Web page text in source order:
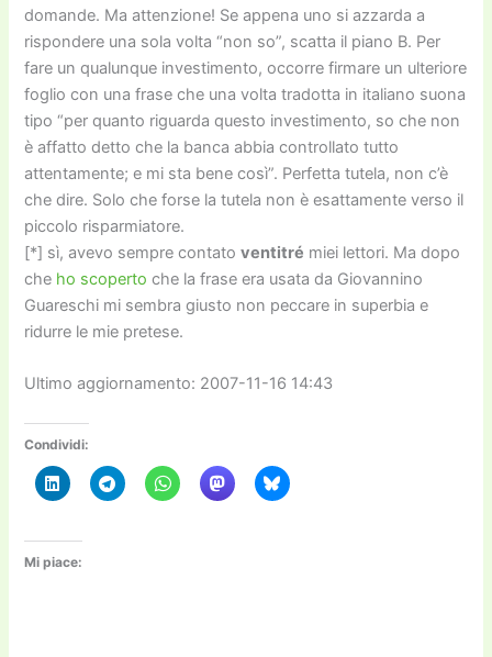
domande. Ma attenzione! Se appena uno si azzarda a
rispondere una sola volta “non so”, scatta il piano B. Per
fare un qualunque investimento, occorre firmare un ulteriore
foglio con una frase che una volta tradotta in italiano suona
tipo “per quanto riguarda questo investimento, so che non
è affatto detto che la banca abbia controllato tutto
attentamente; e mi sta bene così”. Perfetta tutela, non c’è
che dire. Solo che forse la tutela non è esattamente verso il
piccolo risparmiatore.
[*] sì, avevo sempre contatoventitré miei lettori. Ma dopo
che ho scoperto che la frase era usata da Giovannino
Guareschi mi sembra giusto non peccare in superbia e
ridurre le mie pretese.
Ultimo aggiornamento: 2007-11-16 14:43
Condividi:
Mi piace: